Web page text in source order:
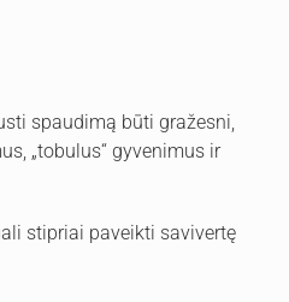
spaudimą būti gražesni,
„tobulus“ gyvenimus ir
stipriai paveikti savivertę